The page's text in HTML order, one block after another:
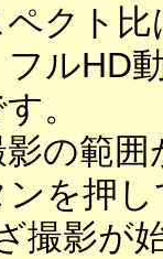
クト
ルHD
。
の範囲
を押
撮影が